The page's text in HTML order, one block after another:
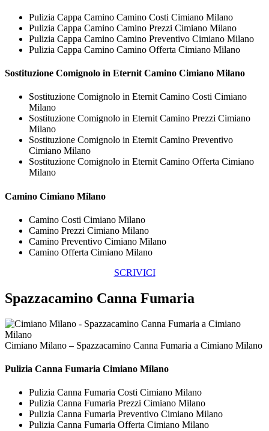
Pulizia Cappa Camino Camino Costi Cimiano Milano
Pulizia Cappa Camino Camino Prezzi Cimiano Milano
Pulizia Cappa Camino Camino Preventivo Cimiano Milano
Pulizia Cappa Camino Camino Offerta Cimiano Milano
Sostituzione Comignolo in Eternit Camino Cimiano Milano
Sostituzione Comignolo in Eternit Camino Costi Cimiano
Milano
Sostituzione Comignolo in Eternit Camino Prezzi Cimiano
Milano
Sostituzione Comignolo in Eternit Camino Preventivo
Cimiano Milano
Sostituzione Comignolo in Eternit Camino Offerta Cimiano
Milano
Camino Cimiano Milano
Camino Costi Cimiano Milano
Camino Prezzi Cimiano Milano
Camino Preventivo Cimiano Milano
Camino Offerta Cimiano Milano
SCRIVICI
Spazzacamino Canna Fumaria
Cimiano Milano – Spazzacamino Canna Fumaria a Cimiano Milano
Pulizia Canna Fumaria Cimiano Milano
Pulizia Canna Fumaria Costi Cimiano Milano
Pulizia Canna Fumaria Prezzi Cimiano Milano
Pulizia Canna Fumaria Preventivo Cimiano Milano
Pulizia Canna Fumaria Offerta Cimiano Milano